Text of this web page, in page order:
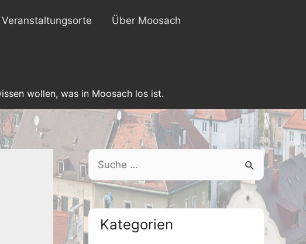
Veranstaltungsorte Über Moosach
wollen, was in Moosach los ist.
S
e
a
r
c
Kategorien